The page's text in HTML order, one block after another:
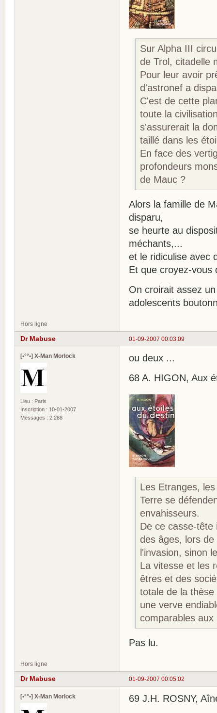
Sur Alpha III
de Trol, citadelle
Pour leur avoir
d'astronef a
C'est de cette
toute la
s'assurerait la
taillé dans les
En face des
profondeurs
de Mauc ?
Alors la famille de
disparu,
se heurte au
méchants,...
et le ridiculise avec
Et que croyez-vous
On croirait assez
adolescents
Hors ligne
01-09-2007 00:03:09
Dr Mabuse
[•°°•] X-Man Morlock
Lieu : Paris
Inscription : 10-01-2007
Messages : 2 288
ou deux ...
68 A. HIGON, Aux
Les Etranges,
Terre se
envahisseurs.
De ce casse-tête
des âges, lors
l'invasion, sinon
La vitesse et les
êtres et des
totale de la
une verve
comparables
Pas lu.
Hors ligne
01-09-2007 00:05:02
Dr Mabuse
[•°°•] X-Man Morlock 69 J.H. ROSNY,